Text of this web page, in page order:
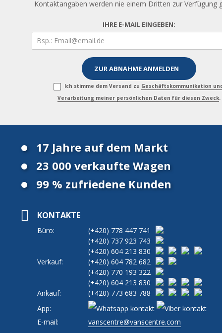
Kontaktangaben werden nie einem Dritten zur Verfügung
IHRE E-MAIL EINGEBEN:
Ich stimme dem Versand zu Geschäftskommunikation
Verarbeitung meiner persönlichen Daten für diesen Zweck.
17 Jahre auf dem Markt
23 000 verkaufte Wagen
99 % zufriedene Kunden
KONTAKTE
Büro: (+420) 778 447 741
(+420) 737 923 743
(+420) 604 213 830
Verkauf:
(+420) 604 782 682
(+420) 770 193 322
(+420) 604 213 830
Ankauf:
(+420) 773 683 788
App:
E-mail:
vanscentre@vanscentre.com